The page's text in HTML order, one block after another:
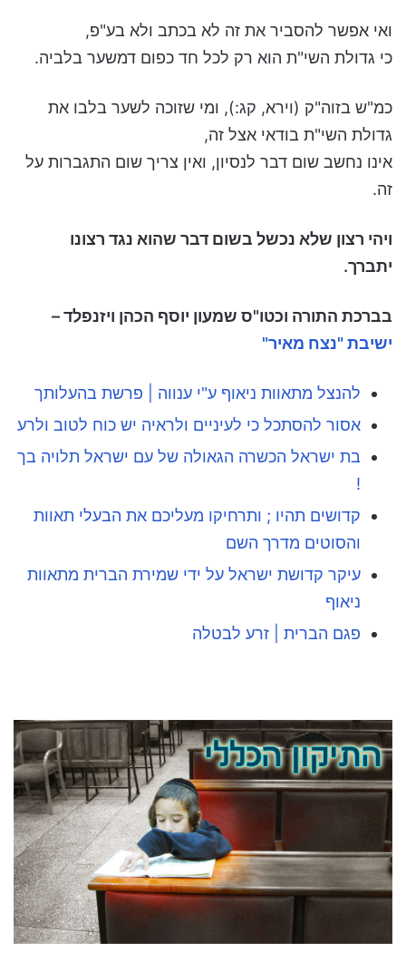
ואי אפשר להסביר את זה לא בכתב ולא בע"פ,
כי גדולת השי"ת הוא רק לכל חד כפום דמשער בלביה.
כמ"ש בזוה"ק (וירא, קג:), ומי שזוכה לשער בלבו את
גדולת השי"ת בודאי אצל זה,
אינו נחשב שום דבר לנסיון, ואין צריך שום התגברות על
זה.
ויהי רצון שלא נכשל בשום דבר שהוא נגד רצונו
יתברך.
בברכת התורה וכטו"ס שמעון יוסף הכהן ויזנפלד –
ישיבת "נצח מאיר"
להנצל מתאוות ניאוף ע"י ענווה | פרשת בהעלותך
אסור להסתכל כי לעיניים ולראיה יש כוח לטוב ולרע
בת ישראל הכשרה הגאולה של עם ישראל תלויה בך
!
קדושים תהיו ; ותרחיקו מעליכם את הבעלי תאוות
והסוטים מדרך השם
עיקר קדושת ישראל על ידי שמירת הברית מתאוות
ניאוף
פגם הברית | זרע לבטלה